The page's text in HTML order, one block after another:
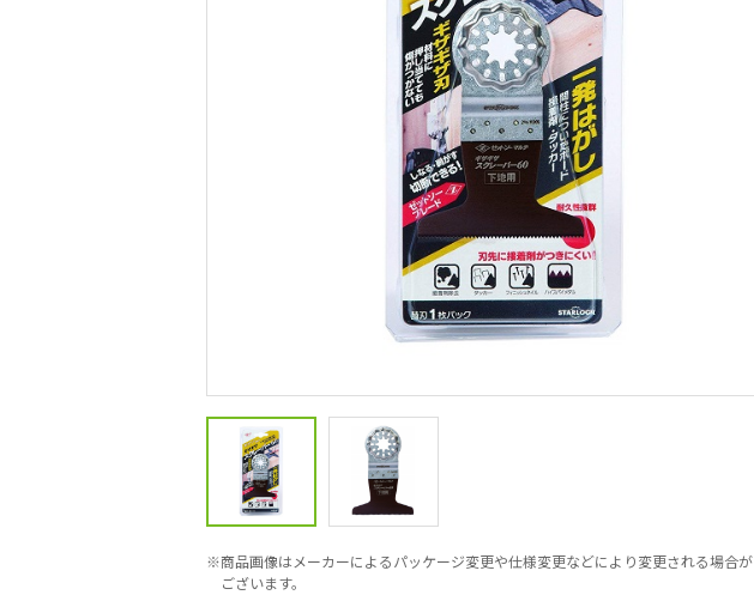
商品画像はメーカーによるパッケージ変更や仕様変更などにより変更される場合が
ございます。